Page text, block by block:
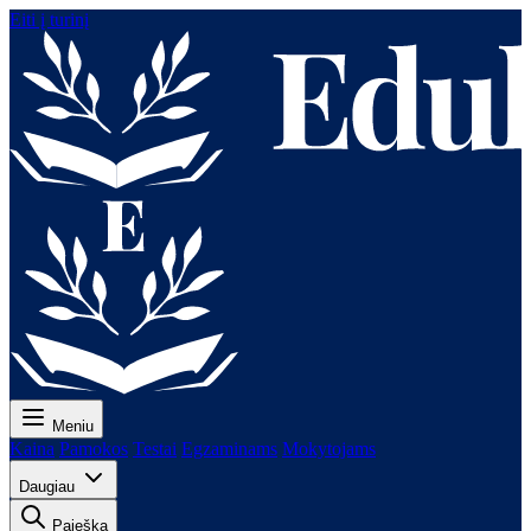
Eiti į turinį
Meniu
Kaina Pamokos Testai Egzaminams Mokytojams
Daugiau
Paieška